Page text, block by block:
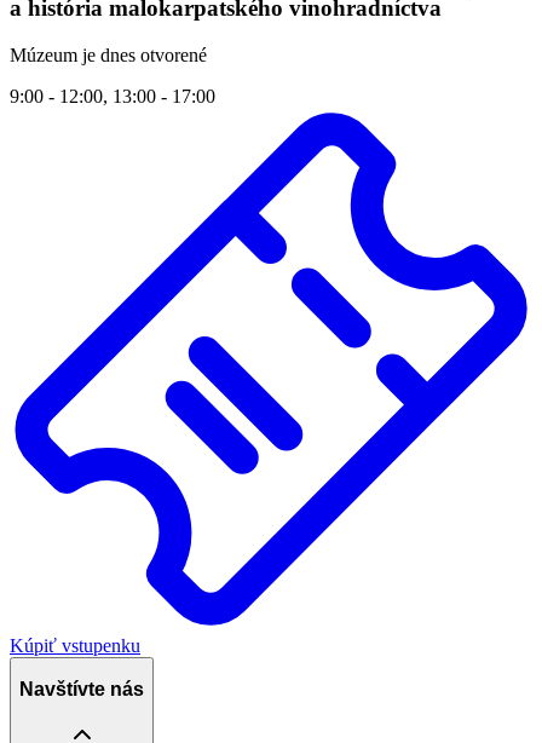
a história malokarpatského vinohradníctva
Múzeum je dnes otvorené
9:00 - 12:00, 13:00 - 17:00
Kúpiť vstupenku
Navštívte nás